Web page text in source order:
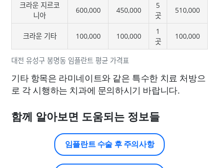
대전 유성구 봉명동 임플란트 평균 가격표
크라운 지르코
니아
600,000 450,000
5
곳
510,000
크라운 기타 100,000 100,000
1
곳
100,000
기타 항목은 라미네이트와 같은 특수한 치료 처방으
로 각 시행하는 치과에 문의하시기 바랍니다.
함께 알아보면 도움되는 정보들
임플란트 수술 후 주의사항